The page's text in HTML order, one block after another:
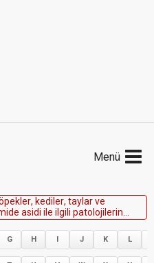
Menü
peker, kedi er, tayarve
ide asidi i e i gi i pato oji erin
aönlenmesindefaydalıolabilir.
G H I J K L